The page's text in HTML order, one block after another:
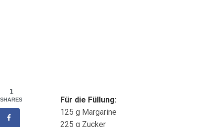
Für die Füllung:
125 g Margarine
225 g Zucker
1
SHARES